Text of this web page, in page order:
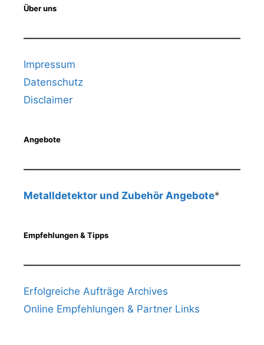
Über uns
Impressum
Datenschutz
Disclaimer
Angebote
Metalldetektor und Zubehör Angebote*
Empfehlungen & Tipps
Erfolgreiche Aufträge Archives
Online Empfehlungen & Partner Links